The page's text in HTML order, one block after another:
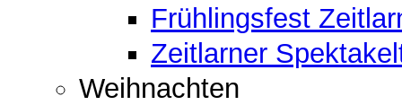
Frühlingsfest
Zeitlarner
Weihnachten